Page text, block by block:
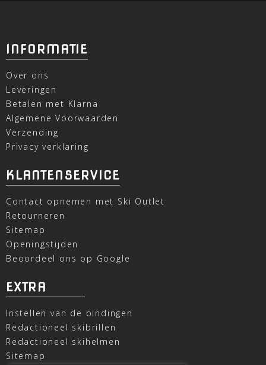
INFORMATIE
Over ons
Leveringen
Betalen met Klarna
Algemene Voorwaarden
Verzending
Privacy verklaring
KLANTENSERVICE
Contact opnemen met Ski Outlet
Retourneren
Sitemap
Openingstijden
Beoordeel ons op Google
EXTRA
Instellen van de bindingen
Redactioneel skibrillen
Redactioneel skihelmen
Sitemap